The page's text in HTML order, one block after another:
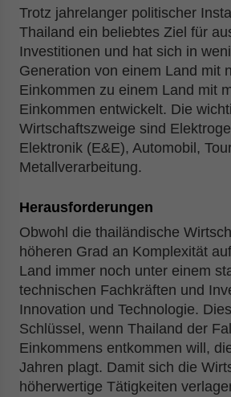
Trotz jahrelanger politischer
Thailand ein beliebtes Ziel für
Investitionen und hat sich in
Generation von einem Land mit
Einkommen zu einem Land mit
Einkommen entwickelt. Die
Wirtschaftszweige sind
Elektronik (E&E), Automobil,
Metallverarbeitung.
Herausforderungen
Obwohl die thailändische
höheren Grad an Komplexität
Land immer noch unter einem
technischen Fachkräften und
Innovation und Technologie.
Schlüssel, wenn Thailand der
Einkommens entkommen will,
Jahren plagt. Damit sich die
höherwertige Tätigkeiten